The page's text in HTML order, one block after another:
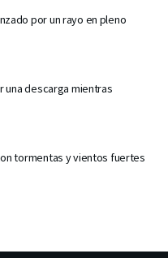
por un rayo en pleno
descarga mientras
tormentas y vientos fuertes